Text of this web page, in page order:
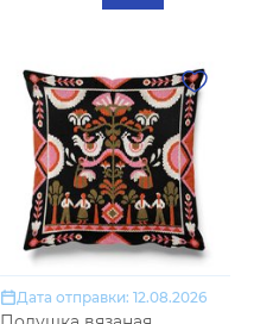
Дата отправки: 12.08.2026